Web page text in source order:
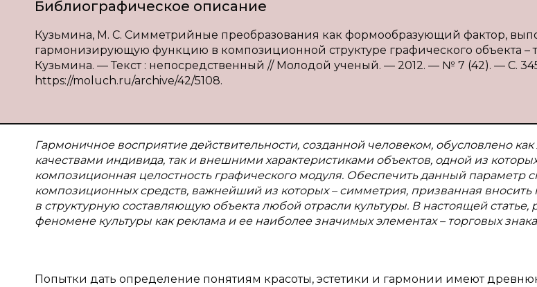
Библиографическое описание
Кузьмина, М. С. Симметрийные преобразования как формообразующий фактор,
гармонизирующую функцию в композиционной структуре графического объекта –
Кузьмина. — Текст : непосредственный // Молодой ученый. — 2012. — № 7 (42). — С.
https://moluch.ru/archive/42/5108.
Гармоничное восприятие действительности, созданной человеком, обусловлено
качествами индивида, так и внешними характеристиками объектов, одной из
композиционная целостность графического модуля. Обеспечить данный параметр
композиционных средств, важнейший из которых – симметрия, призванная вносить
в структурную составляющую объекта любой отрасли культуры. В настоящей статье,
феномене культуры как реклама и ее наиболее значимых элементах – торговых
Попытки дать определение понятиям красоты, эстетики и гармонии имеют